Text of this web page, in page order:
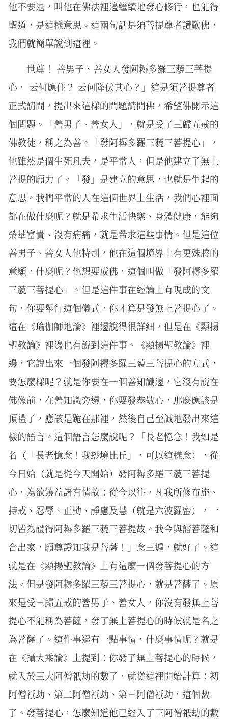
他不要退，叫他在佛法裡邊繼續地發心修行，也能得
聖道，是這樣意思。這兩句話是須菩提尊者讚歎佛，
我們就簡單說到這裡。
世尊！ 善男子、善女人發阿耨多羅三藐三菩提
心， 云何應住？ 云何降伏其心？」這是須菩提尊者
正式請問，提出來這樣的問題請問佛，希望佛開示這
個問題。「善男子、善女人」，就是受了三歸五戒的
佛教徒，稱之為善。「發阿耨多羅三藐三菩提心」，
他雖然是個生死凡夫，是平常人，但是他建立了無上
菩提的願力了。「發」是建立的意思，也就是生起的
意思。我們平常的人在這個世界上生活，我們心裡面
都在做什麼呢？就是希求生活快樂、身體健康，能夠
榮華富貴、沒有病痛，就是希求這些事情。但是這位
善男子、善女人他特別，他在這個境界上有更殊勝的
意願，什麼呢？他想要成佛，這個叫做「發阿耨多羅
三藐三菩提心」。但是這件事在經論上有現成的文
句，你要舉行這個儀式，你才算是發無上菩提心了。
這在《瑜伽師地論》裡邊說得很詳細，但是在《顯揚
聖教論》裡邊也有說到這件事。《顯揚聖教論》裡
邊，它說出來一個發阿耨多羅三藐三菩提心的方式，
要怎麼樣呢？就是你要在一個善知識邊，它沒有說在
佛像前，在善知識旁邊，你要發恭敬心，那麼應該是
頂禮了，應該是跪在那裡，然後自己至誠地發出來這
樣的語言。這個語言怎麼說呢？「長老憶念！我如是
名（「長老憶念！我玅境比丘」，可以這樣念），從
今日始（就是從今天開始）發阿耨多羅三藐三菩提
心，為欲饒益諸有情故；從今以往，凡我所修布施、
持戒、忍辱、正勤、靜慮及慧（就是六波羅蜜），一
切皆為證得阿耨多羅三藐三菩提故。我今與諸菩薩和
合出家，願尊證知我是菩薩！」念三遍，就好了。這
就是在《顯揚聖教論》上有這麼一個發菩提心的方
法。但是發阿耨多羅三藐三菩提心，就是菩薩了。原
來是受三歸五戒的善男子、善女人，你沒有發無上菩
提心不能稱為菩薩，發了無上菩提心的時候就是名之
為菩薩了。這件事還有一點事情，什麼事情呢？就是
在《攝大乘論》上提到：你發了無上菩提心的時候，
就入於三大阿僧祇劫的數了，就從這裡開始計算：初
阿僧祇劫、第二阿僧祇劫、第三阿僧祇劫，這個數
了。發菩提心，怎麼知道他已經入了三阿僧祇劫的數